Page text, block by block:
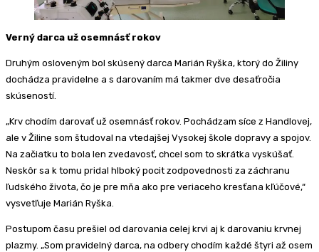
Verný darca už osemnásť rokov
Druhým osloveným bol skúsený darca Marián Ryška, ktorý do Žiliny
dochádza pravidelne a s darovaním má takmer dve desaťročia
skúseností.
„Krv chodím darovať už osemnásť rokov. Pochádzam síce z Handlovej,
ale v Žiline som študoval na vtedajšej Vysokej škole dopravy a spojov.
Na začiatku to bola len zvedavosť, chcel som to skrátka vyskúšať.
Neskôr sa k tomu pridal hlboký pocit zodpovednosti za záchranu
ľudského života, čo je pre mňa ako pre veriaceho kresťana kľúčové,“
vysvetľuje Marián Ryška.
Postupom času prešiel od darovania celej krvi aj k darovaniu krvnej
plazmy. „Som pravidelný darca, na odbery chodím každé štyri až osem